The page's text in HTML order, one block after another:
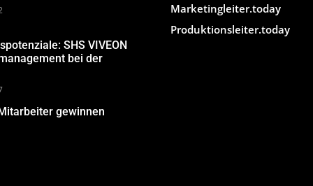
SHS VIVEON
bei der
gewinnen
Marketingleiter.today
Produktionsleiter.today